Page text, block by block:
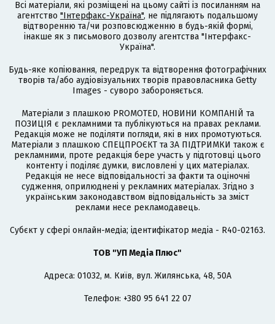
Всі матеріали, які розміщені на цьому сайті із посиланням на
агентство "Інтерфакс-Україна", не підлягають подальшому
відтворенню та/чи розповсюдженню в будь-якій формі,
інакше як з письмового дозволу агентства "Інтерфакс-
Україна".
Будь-яке копіювання, передрук та відтворення фотографічних
творів та/або аудіовізуальних творів правовласника Getty
Images - суворо забороняється.
Матеріали з плашкою PROMOTED, НОВИНИ КОМПАНІЙ та
ПОЗИЦІЯ є рекламними та публікуються на правах реклами.
Редакція може не поділяти погляди, які в них промотуються.
Матеріали з плашкою СПЕЦПРОЄКТ та ЗА ПІДТРИМКИ також є
рекламними, проте редакція бере участь у підготовці цього
контенту і поділяє думки, висловлені у цих матеріалах.
Редакція не несе відповідальності за факти та оціночні
судження, оприлюднені у рекламних матеріалах. Згідно з
українським законодавством відповідальність за зміст
реклами несе рекламодавець.
Cубєкт у сфері онлайн-медіа; ідентифікатор медіа - R40-02163.
ТОВ "УП Медіа Плюс"
Адреса: 01032, м. Київ, вул. Жилянська, 48, 50А
Телефон: +380 95 641 22 07